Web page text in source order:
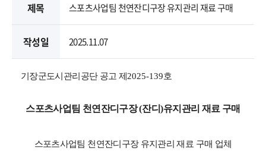
제목 스포츠사업팀 천연잔디구장 유지관리 재료 구매
작성일 2025.11.07
기장군도시관리공단 공고 제 2025-139호
스포츠사업팀 천연잔디구장(잔디)유지관리 재료 구매
스포츠사업팀 천연잔디구장 유지관리 재료 구매 업체